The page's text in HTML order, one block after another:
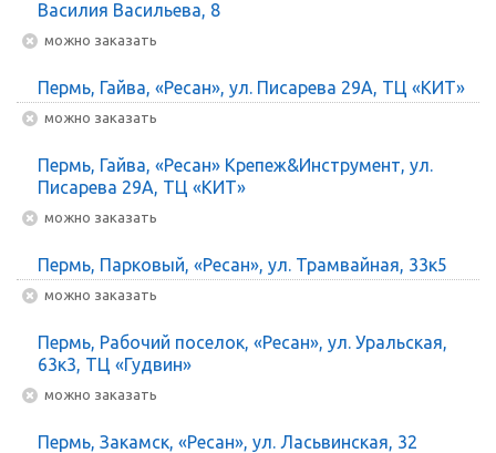
Василия Васильева, 8
Можно заказать
Пермь, Гайва, «Ресан», ул. Писарева 29А, ТЦ «КИТ»
Можно заказать
Пермь, Гайва, «Ресан» Крепеж&Инструмент, ул.
Писарева 29А, ТЦ «КИТ»
Можно заказать
Пермь, Парковый, «Ресан», ул. Трамвайная, 33к5
Можно заказать
Пермь, Рабочий поселок, «Ресан», ул. Уральская,
63к3, ТЦ «Гудвин»
Можно заказать
Пермь, Закамск, «Ресан», ул. Ласьвинская, 32